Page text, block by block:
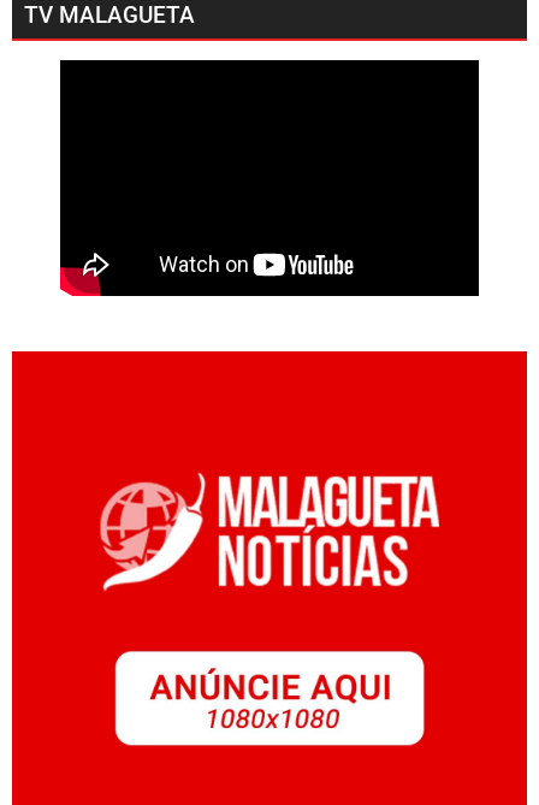
TV MALAGUETA